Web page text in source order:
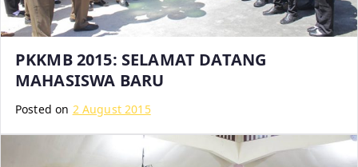
PKKMB 2015: SELAMAT DATANG
MAHASISWA BARU
Posted on 2 August 2015